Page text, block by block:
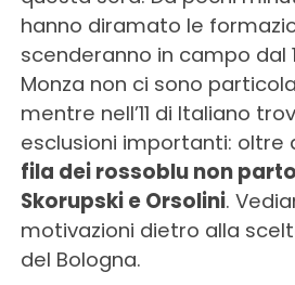
hanno diramato le
scenderanno in campo dal
Monza non ci sono
mentre nell’11 di Italiano
esclusioni importanti: oltre
fila dei rossoblu non
Skorupski e Orsolini.
motivazioni dietro alla
del Bologna.